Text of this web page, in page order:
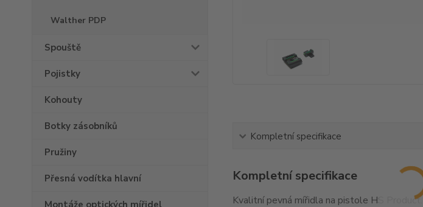
Walther PDP
Spouště
Pojistky
Kohouty
Botky zásobníků
Pružiny
Přesná vodítka hlavní
Montáže optických mířidel
Kompletní specifikace
Kompletní specifikace
Kvalitní pevná mířidla na pistole HS Product.